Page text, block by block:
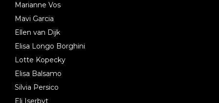
Marianne Vos
Mavi Garcia
Ellen van Dijk
Elisa Longo Borghini
Lotte Kopecky
Elisa Balsamo
Silvia Persico